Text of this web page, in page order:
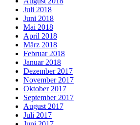
Juli 2018
Juni 2018
Mai 2018
April 2018
März 2018
Februar 2018
Januar 2018
Dezember 2017
November 2017
Oktober 2017
September 2017
August 2017
Juli 2017